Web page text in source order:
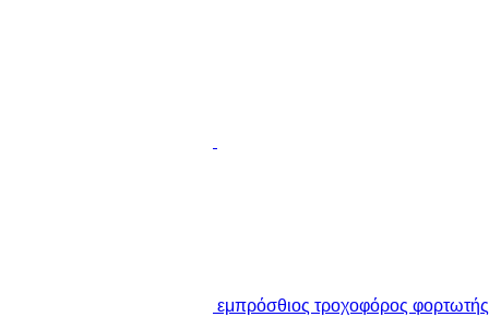
εμπρόσθιος τροχοφόρος φορτωτής